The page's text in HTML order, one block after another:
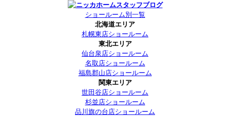
ショールーム別一覧
北海道エリア
札幌東店ショールーム
東北エリア
仙台泉店ショールーム
名取店ショールーム
福島郡山店ショールーム
関東エリア
世田谷店ショールーム
杉並店ショールーム
品川旗の台店ショールーム